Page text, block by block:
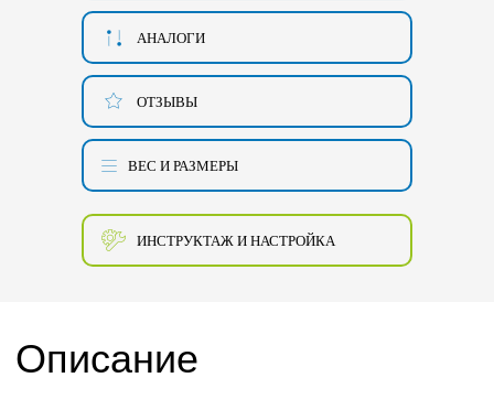
АНАЛОГИ
ОТЗЫВЫ
ВЕС И РАЗМЕРЫ
ИНСТРУКТАЖ И НАСТРОЙКА
Описание